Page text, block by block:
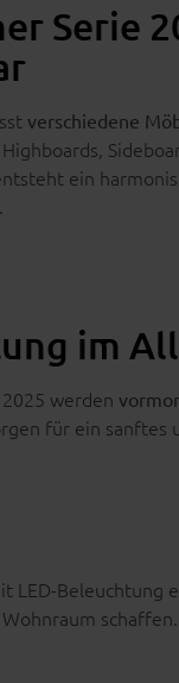
Serie
verschiedene
ein
im
werden
für ein
LED-Beleuchtung
schaffen.